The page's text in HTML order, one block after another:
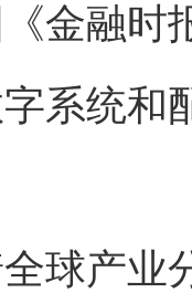
融时报
系统和
产业分